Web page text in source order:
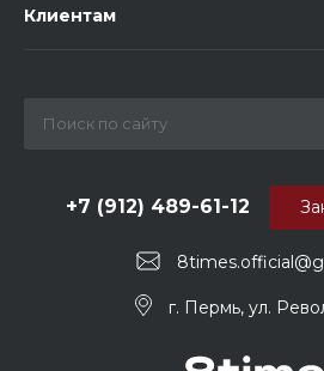
Клиентам
+7 (912) 489-61-12
г. Пермь, ул.